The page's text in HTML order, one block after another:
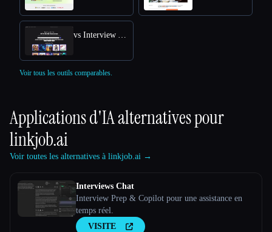
vs Interview Answer Generator
Voir tous les outils comparables.
Applications d'IA alternatives pour
linkjob.ai
Voir toutes les alternatives à linkjob.ai →
Interviews Chat
Interview Prep & Copilot pour une assistance en
temps réel.
VISITE